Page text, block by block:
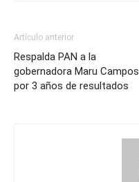
Artículo anterior
Respalda PAN a la
gobernadora Maru Campos
por 3 años de resultados